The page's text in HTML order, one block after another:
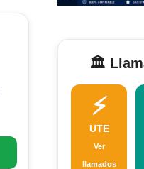
🏛️
⚡
UTE
Ver
llamados